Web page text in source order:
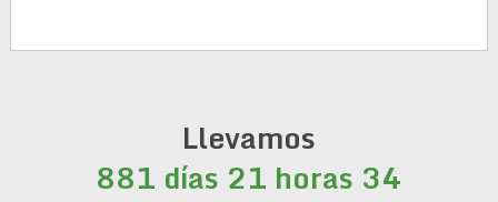
Llevamos
881 días 21 horas 34